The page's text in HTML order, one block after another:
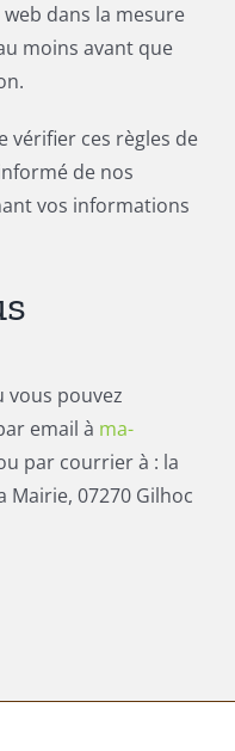
dans la mesure
moins avant que
vérifier ces règles de
de nos
vos informations
vous pouvez
email à ma-
par courrier à : la
Mairie, 07270 Gilhoc